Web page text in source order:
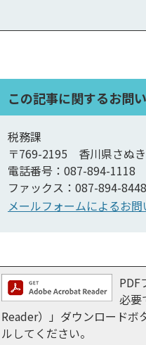
この記事に関するお問
税務課
〒769-2195 香川県さぬ
電話番号：087-894-1118
ファックス：087-894-8448
メールフォームによるお
PDF
必要
Reader）」ダウンロードボ
ルしてください。